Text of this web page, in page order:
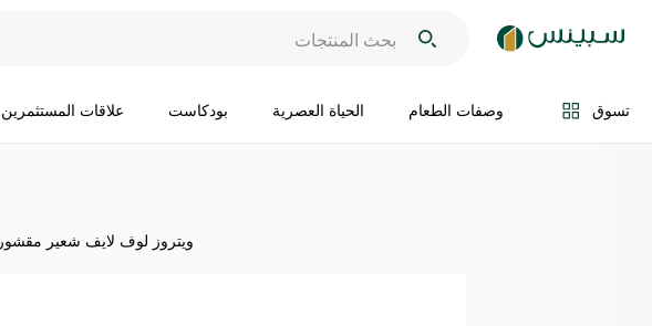
تسوق وصفات الطعام الحياة العصرية بودكاست علاقات المستثمرين
اضف الى السلة
ويتروز لوف لايف شعير مقشور 500 غ